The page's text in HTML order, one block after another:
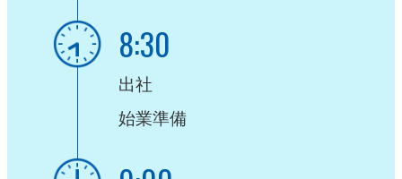
8:30
出社
始業準備